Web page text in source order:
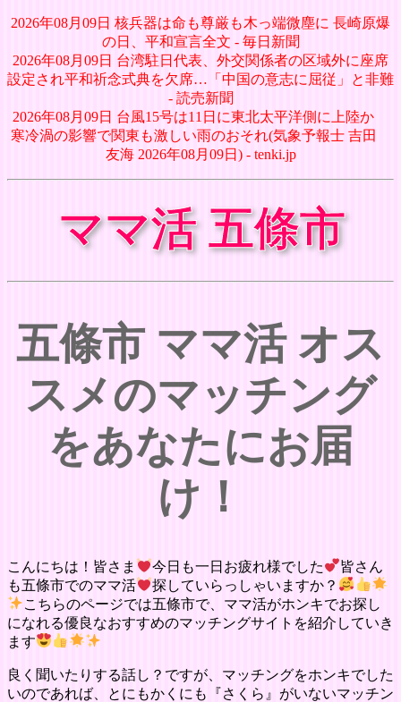
2026年08月09日 核兵器は命も尊厳も木っ端微塵に 長崎原爆
の日、平和宣言全文 - 毎日新聞
2026年08月09日 台湾駐日代表、外交関係者の区域外に座席
設定され平和祈念式典を欠席…「中国の意志に屈従」と非難
- 読売新聞
2026年08月09日 台風15号は11日に東北太平洋側に上陸か
寒冷渦の影響で関東も激しい雨のおそれ(気象予報士 吉田
友海 2026年08月09日) - tenki.jp
ママ活 五條市
五條市 ママ活 オス
スメのマッチング
をあなたにお届
け！
こんにちは！皆さま 今日も一日お疲れ様でした
皆さん
も五條市でのママ活
探していらっしゃいますか？
こちらのページでは五條市で、ママ活がホンキでお探し
になれる優良なおすすめのマッチングサイトを紹介していき
ます
良く聞いたりする話し？ですが、マッチングをホンキでした
いのであれば、とにもかくにも『さくら』がいないマッチン